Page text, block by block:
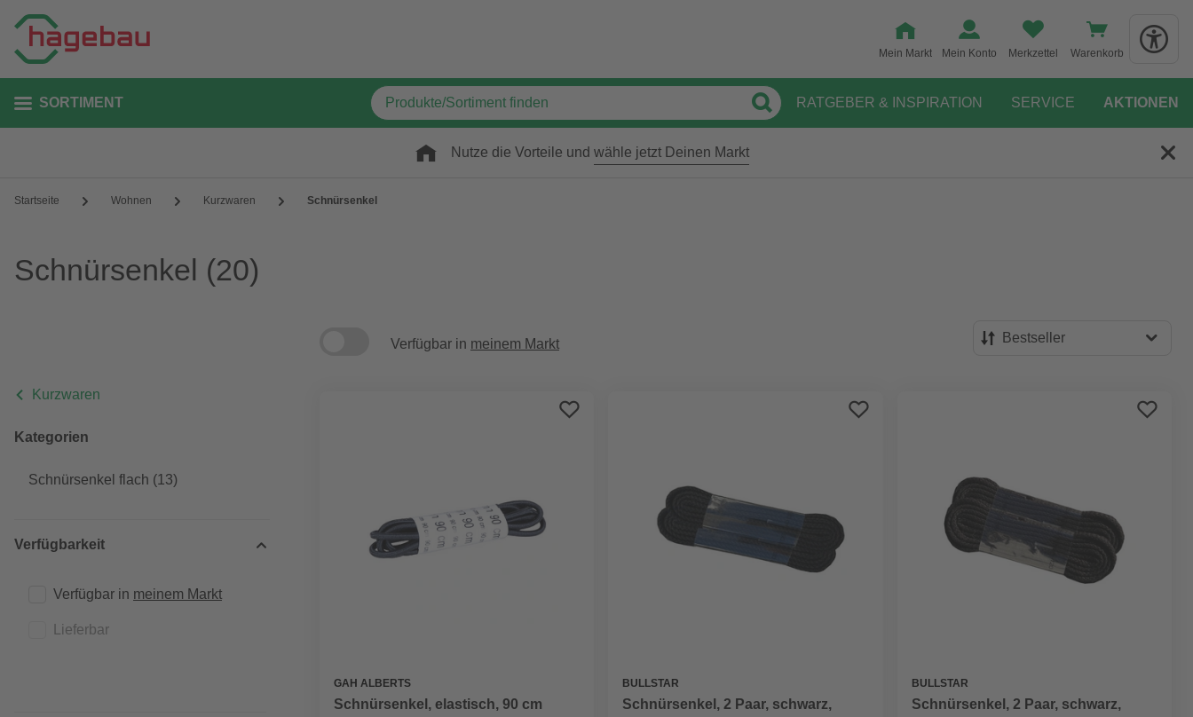
Mein Markt Mein Konto Merkzettel Warenkorb
SORTIMENT RATGEBER & INSPIRATION SERVICE AKTIONEN
Nutze die Vorteile und wähle jetzt Deinen Markt
Startseite Wohnen Kurzwaren Schnürsenkel
Schnürsenkel (20)
Kurzwaren
Kategorien
Schnürsenkel flach (13)
Verfügbarkeit
Verfügbar in meinem Markt
Lieferbar
Verfügbar in meinem Markt Bestseller
GAH ALBERTS
Schnürsenkel, elastisch, 90 cm
BULLSTAR
Schnürsenkel, 2 Paar, schwarz,
BULLSTAR
Schnürsenkel, 2 Paar, schwarz,